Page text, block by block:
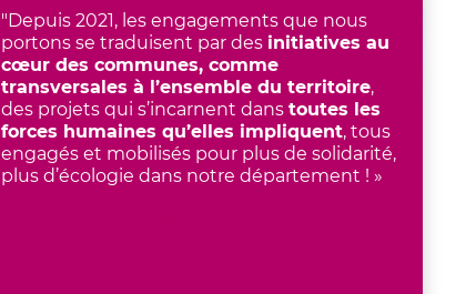
"Depuis 2021, les engagements que nous
portons se traduisent par des initiatives au
cœur des communes, comme
transversales à l’ensemble du territoire,
des projets qui s’incarnent dans toutes les
forces humaines qu’elles impliquent, tous
engagés et mobilisés pour plus de solidarité,
plus d’écologie dans notre département ! »